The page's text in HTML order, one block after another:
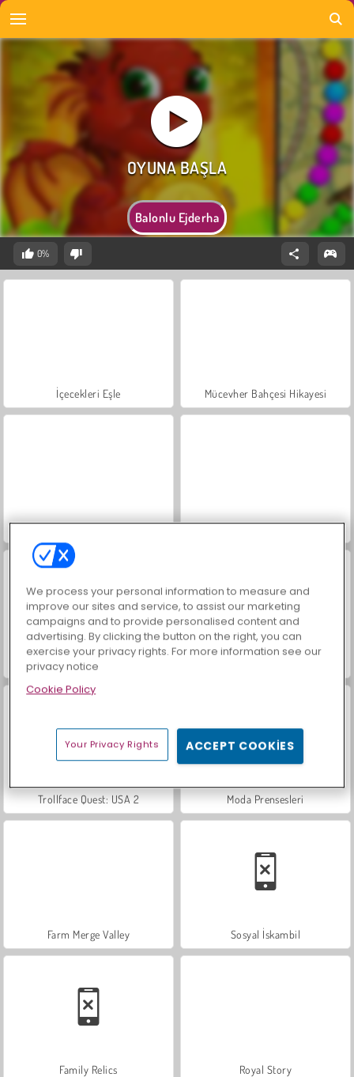
Balonlu Ejderha
0%
İçecekleri Eşle Mücevher Bahçesi Hikayesi
Büyük Mahjong Eşleme Masha and the Bear: Meadows
Scala 40
Trollface Quest: USA 2 Moda Prensesleri
Farm Merge Valley Sosyal İskambil
Family Relics Royal Story
We process your personal information to measure and
improve our sites and service, to assist our marketing
campaigns and to provide personalised content and
advertising. By clicking the button on the right, you can
exercise your privacy rights. For more information see our
privacy notice
Cookie Policy
Your Privacy Rights ACCEPT COOKIES